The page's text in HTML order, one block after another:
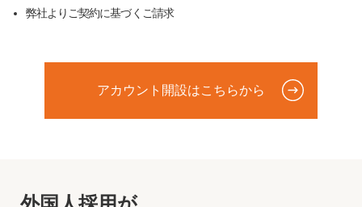
弊社よりご契約に基づくご請求
アカウント開設はこちらから